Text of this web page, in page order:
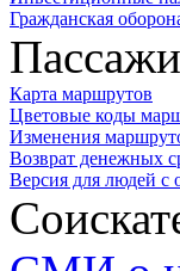
Гражданская
Карта маршрутов
Цветовые коды
Изменения
Возврат денежных
Версия для людей с